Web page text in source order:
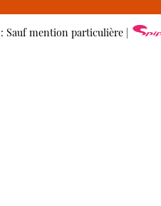
Sauf mention particulière |